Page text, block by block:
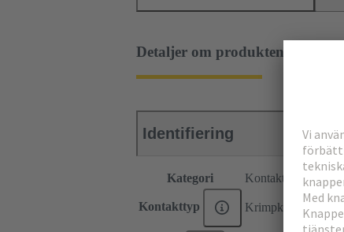
Detaljer om produkten
Identifiering
Kategori Kontakter
Kontakttyp Krimpkontakt